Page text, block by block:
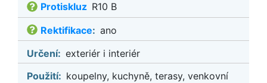
Protiskluz R10 B
Rektifikace: ano
Určení: exteriér i interiér
Použití: koupelny, kuchyně, terasy, venkovní